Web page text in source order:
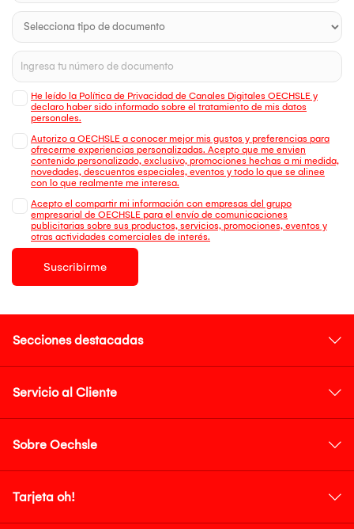
He leído la Política de Privacidad de Canales Digitales OECHSLE y
declaro haber sido informado sobre el tratamiento de mis datos
personales.
Autorizo a OECHSLE a conocer mejor mis gustos y preferencias para
ofrecerme experiencias personalizadas. Acepto que me envien
contenido personalizado, exclusivo, promociones hechas a mi medida,
novedades, descuentos especiales, eventos y todo lo que se alinee
con lo que realmente me interesa.
Acepto el compartir mi información con empresas del grupo
empresarial de OECHSLE para el envío de comunicaciones
publicitarias sobre sus productos, servicios, promociones, eventos y
otras actividades comerciales de interés.
Suscribirme
Secciones destacadas
Servicio al Cliente
Sobre Oechsle
Tarjeta oh!